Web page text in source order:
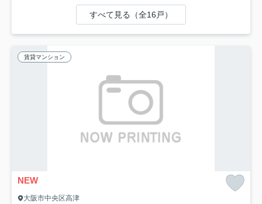
すべて見る（全16戸）
賃貸マンション
NEW
大阪市中央区高津